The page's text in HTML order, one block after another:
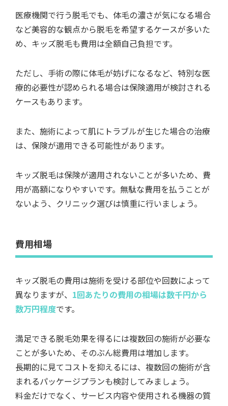
医療機関で行う脱毛でも、体毛の濃さが気になる場合
など美容的な観点から脱毛を希望するケースが多いた
め、キッズ脱毛も費用は全額自己負担です。
ただし、手術の際に体毛が妨げになるなど、特別な医
療的必要性が認められる場合は保険適用が検討される
ケースもあります。
また、施術によって肌にトラブルが生じた場合の治療
は、保険が適用できる可能性があります。
キッズ脱毛は保険が適用されないことが多いため、費
用が高額になりやすいです。無駄な費用を払うことが
ないよう、クリニック選びは慎重に行いましょう。
費用相場
キッズ脱毛の費用は施術を受ける部位や回数によって
異なりますが、 1回あたりの費用の相場は数千円から
数万円程度です。
満足できる脱毛効果を得るには複数回の施術が必要な
ことが多いため、そのぶん総費用は増加します。
長期的に見てコストを抑えるには、複数回の施術が含
まれるパッケージプランも検討してみましょう。
料金だけでなく、サービス内容や使用される機器の質